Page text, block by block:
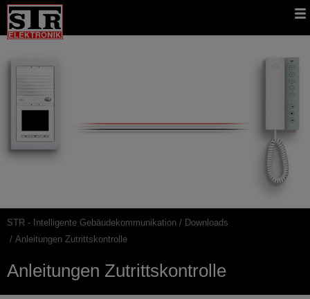
Gehe
direkt
zu:
STR
Website
Hauptnavigation
Pfadnavigation
STR - Intelligente Gebäudekommunikation
Downloads
Anleitungen Zutrittskontrolle
Anleitungen Zutrittskontrolle